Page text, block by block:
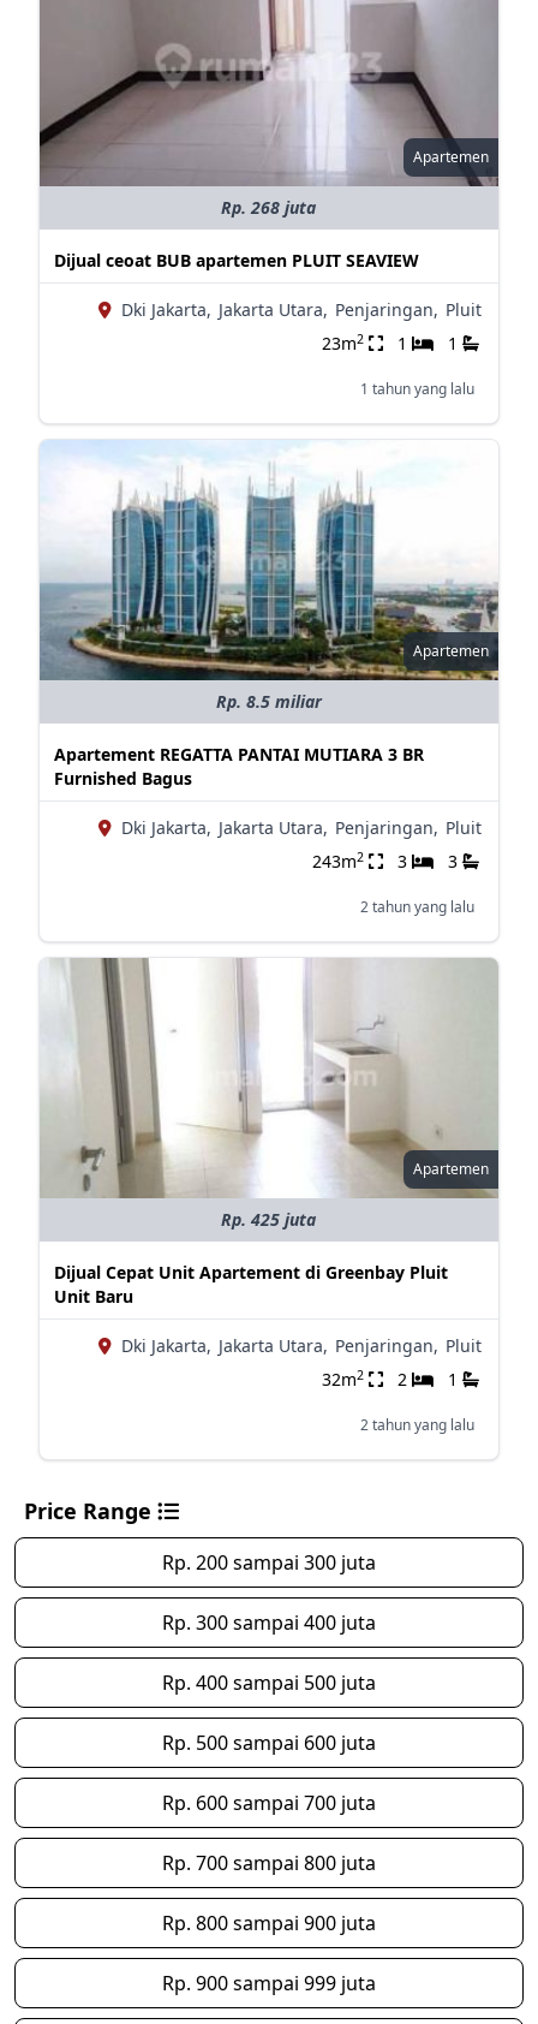
Apartemen
Rp. 268 juta
Dijual ceoat BUB apartemen PLUIT SEAVIEW
Dki Jakarta, Jakarta Utara, Penjaringan, Pluit
23m2 1 1
1 tahun yang lalu
Apartemen
Rp. 8.5 miliar
Apartement REGATTA PANTAI MUTIARA 3 BR
Furnished Bagus
Dki Jakarta, Jakarta Utara, Penjaringan, Pluit
243m2 3 3
2 tahun yang lalu
Apartemen
Rp. 425 juta
Dijual Cepat Unit Apartement di Greenbay Pluit
Unit Baru
Dki Jakarta, Jakarta Utara, Penjaringan, Pluit
32m2 2 1
2 tahun yang lalu
Price Range
Rp. 200 sampai 300 juta
Rp. 300 sampai 400 juta
Rp. 400 sampai 500 juta
Rp. 500 sampai 600 juta
Rp. 600 sampai 700 juta
Rp. 700 sampai 800 juta
Rp. 800 sampai 900 juta
Rp. 900 sampai 999 juta